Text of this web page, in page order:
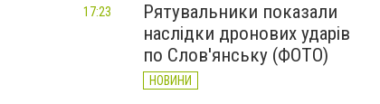
Рятувальники показали
наслідки дронових ударів
по Слов'янську (ФОТО)
НОВИНИ
17:23